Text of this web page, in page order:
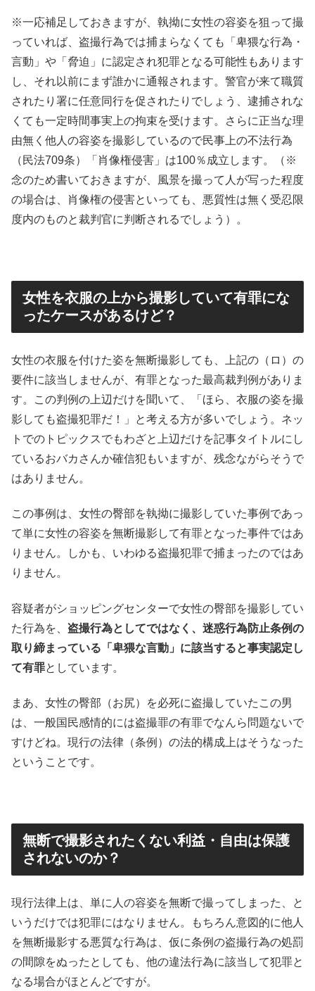
※一応補足しておきますが、執拗に女性の容姿を狙って撮
っていれば、盗撮行為では捕まらなくても「卑猥な行為・
言動」や「脅迫」に認定され犯罪となる可能性もあります
し、それ以前にまず誰かに通報されます。警官が来て職質
されたり署に任意同行を促されたりでしょう、逮捕されな
くても一定時間事実上の拘束を受けます。さらに正当な理
由無く他人の容姿を撮影しているので民事上の不法行為
（民法709条）「肖像権侵害」は100％成立します。（※
念のため書いておきますが、風景を撮って人が写った程度
の場合は、肖像権の侵害といっても、悪質性は無く受忍限
度内のものと裁判官に判断されるでしょう）。
女性を衣服の上から撮影していて有罪にな
ったケースがあるけど？
女性の衣服を付けた姿を無断撮影しても、上記の（ロ）の
要件に該当しませんが、有罪となった最高裁判例がありま
す。この判例の上辺だけを聞いて、「ほら、衣服の姿を撮
影しても盗撮犯罪だ！」と考える方が多いでしょう。ネッ
トでのトピックスでもわざと上辺だけを記事タイトルにし
ているおバカさんか確信犯もいますが、残念ながらそうで
はありません。
この事例は、女性の臀部を執拗に撮影していた事例であっ
て単に女性の容姿を無断撮影して有罪となった事件ではあ
りません。しかも、いわゆる盗撮犯罪で捕まったのではあ
りません。
容疑者がショッピングセンターで女性の臀部を撮影してい
た行為を、 盗撮行為としてではなく、迷惑行為防止条例の
取り締まっている「卑猥な言動」に該当すると事実認定し
て有罪としています。
まあ、女性の臀部（お尻）を必死に盗撮していたこの男
は、一般国民感情的には盗撮罪の有罪でなんら問題ないで
すけどね。現行の法律（条例）の法的構成上はそうなった
ということです。
無断で撮影されたくない利益・自由は保護
されないのか？
現行法律上は、単に人の容姿を無断で撮ってしまった、と
いうだけでは犯罪にはなりません。もちろん意図的に他人
を無断撮影する悪質な行為は、仮に条例の盗撮行為の処罰
の間隙をぬったとしても、他の違法行為に該当して犯罪と
なる場合がほとんどですが。